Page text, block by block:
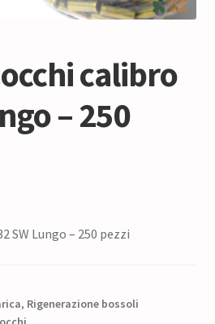
calibro
– 250
SW Lungo – 250 pezzi
, Rigenerazione bossoli